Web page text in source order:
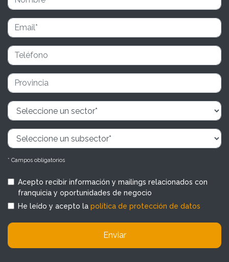
* Campos obligatorios
Acepto recibir información y mailings relacionados con
franquicia y oportunidades de negocio
He leído y acepto la política de protección de datos
Enviar